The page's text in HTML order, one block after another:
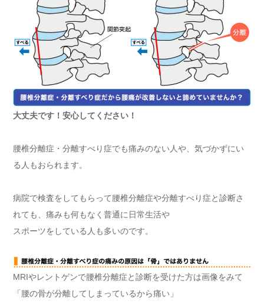
大丈夫です！安心してください！
腰椎分離症・分離すべり症でも痛みのない人や、気づかずにい
る人もおられます。
病院で検査をしてもらって腰椎分離症や分離すべり症と診断さ
れても、痛みも何もなく普通に日常生活や
スポーツをしている人も多いのです。
MRIやレントゲンで腰椎分離症と診断を受けた方は画像をみて
「腰の骨が分離してしまっているから痛い」